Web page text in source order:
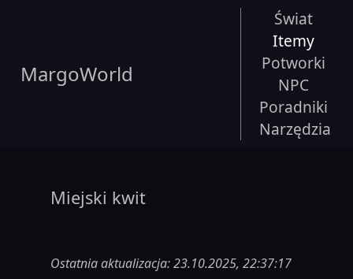
MargoWorld
Świat
Itemy
Potworki
NPC
Poradniki
Narzędzia
Miejski kwit
Ostatnia aktualizacja: 23.10.2025, 22:37:17